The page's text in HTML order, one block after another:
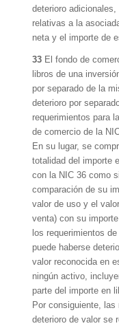
deterioro
relativas a la
neta y el importe de
33 El fondo de
libros de una
por separado de la
deterioro por
requerimientos para
de comercio de la
En su lugar, se
totalidad del importe
con la NIC 36 como
comparación de su
valor de uso y el
venta) con su
los requerimientos
puede haberse
valor reconocida en
ningún activo,
parte del importe en
Por consiguiente, las
deterioro de valor se